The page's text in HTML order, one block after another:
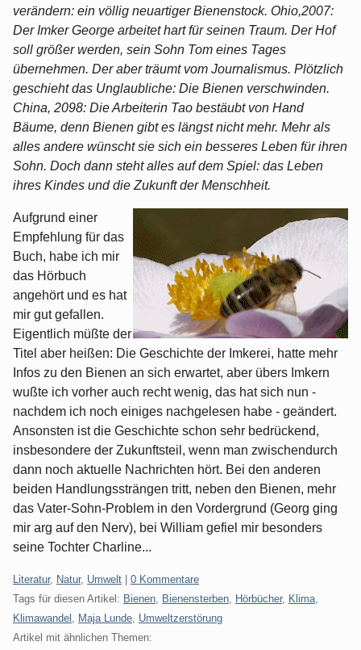
verändern: ein völlig neuartiger Bienenstock. Ohio,2007:
Der Imker George arbeitet hart für seinen Traum. Der Hof
soll größer werden, sein Sohn Tom eines Tages
übernehmen. Der aber träumt vom Journalismus. Plötzlich
geschieht das Unglaubliche: Die Bienen verschwinden.
China, 2098: Die Arbeiterin Tao bestäubt von Hand
Bäume, denn Bienen gibt es längst nicht mehr. Mehr als
alles andere wünscht sie sich ein besseres Leben für ihren
Sohn. Doch dann steht alles auf dem Spiel: das Leben
ihres Kindes und die Zukunft der Menschheit.
Aufgrund einer
Empfehlung für das
Buch, habe ich mir
das Hörbuch
angehört und es hat
mir gut gefallen.
Eigentlich müßte der
Titel aber heißen: Die Geschichte der Imkerei, hatte mehr
Infos zu den Bienen an sich erwartet, aber übers Imkern
wußte ich vorher auch recht wenig, das hat sich nun -
nachdem ich noch einiges nachgelesen habe - geändert.
Ansonsten ist die Geschichte schon sehr bedrückend,
insbesondere der Zukunftsteil, wenn man zwischendurch
dann noch aktuelle Nachrichten hört. Bei den anderen
beiden Handlungssträngen tritt, neben den Bienen, mehr
das Vater-Sohn-Problem in den Vordergrund (Georg ging
mir arg auf den Nerv), bei William gefiel mir besonders
seine Tochter Charline...
Kategorien:
Literatur, Natur, Umwelt
0 Kommentare
Tags für diesen Artikel: Bienen, Bienensterben, Hörbücher, Klima,
Klimawandel , Maja Lunde, Umweltzerstörung
Artikel mit ähnlichen Themen: